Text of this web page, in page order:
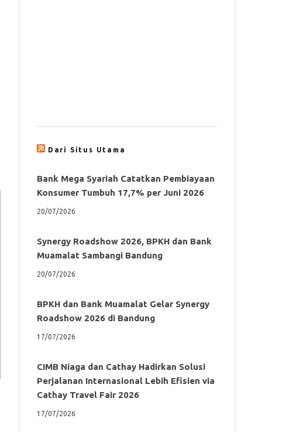
Dari Situs Utama
Bank Mega Syariah Catatkan Pembiayaan
Konsumer Tumbuh 17,7% per Juni 2026
20/07/2026
Synergy Roadshow 2026, BPKH dan Bank
Muamalat Sambangi Bandung
20/07/2026
BPKH dan Bank Muamalat Gelar Synergy
Roadshow 2026 di Bandung
17/07/2026
CIMB Niaga dan Cathay Hadirkan Solusi
Perjalanan Internasional Lebih Efisien via
Cathay Travel Fair 2026
17/07/2026